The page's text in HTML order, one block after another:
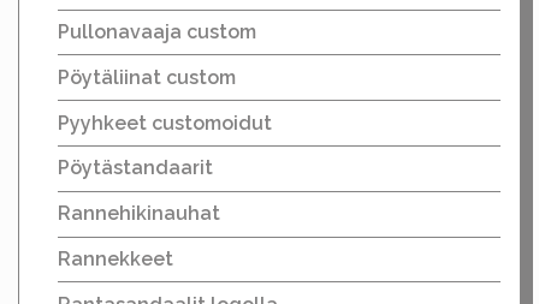
Pullonavaaja custom
Pöytäliinat custom
Pyyhkeet customoidut
Pöytästandaarit
Rannehikinauhat
Rannekkeet